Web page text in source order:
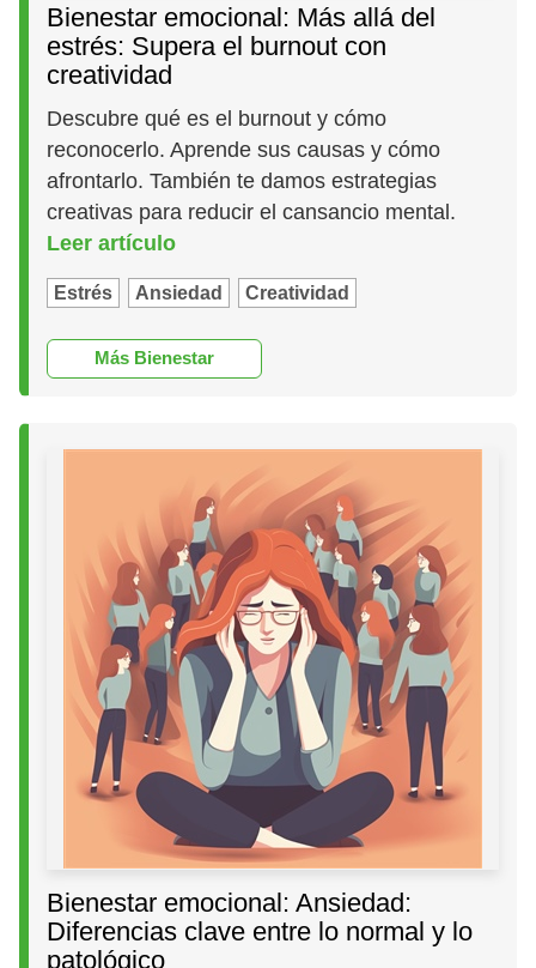
Bienestar emocional: Más allá del
estrés: Supera el burnout con
creatividad
Descubre qué es el burnout y cómo
reconocerlo. Aprende sus causas y cómo
afrontarlo. También te damos estrategias
creativas para reducir el cansancio mental.
Leer artículo
Estrés Ansiedad Creatividad
Más Bienestar
Bienestar emocional: Ansiedad:
Diferencias clave entre lo normal y lo
patológico